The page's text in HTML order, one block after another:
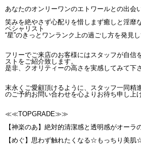
あなたのオンリーワンのエトワールとの出会
笑みを絶やさず心配りを惜しまず癒しと淫靡
ペシャリスト
“星”のきっとワンランク上の過ごし方を発見
フリーでご来店のお客様にはスタッフが自信
ストをご紹介致します。
是非、クオリティーの高さを実感してみて下さ
末永くご愛顧頂けるように、スタッフ一同精
のご予約お問い合わせを心よりお待ち申し上
≪≪TOPGRADE≫≫
【神楽のあ】絶対的清潔感と透明感がオーラ
【めぐ】思わず触れたくなる☆もっちり美肌